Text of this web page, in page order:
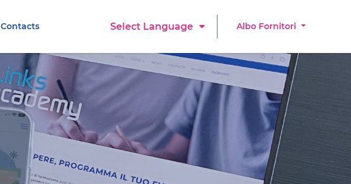
Contacts Select Language Albo Fornitori